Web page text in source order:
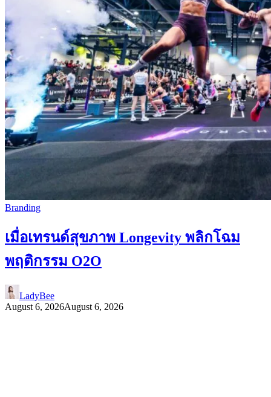
Branding
เมื่อเทรนด์สุขภาพ Longevity พลิกโฉม
พฤติกรรม O2O
LadyBee
August 6, 2026August 6, 2026